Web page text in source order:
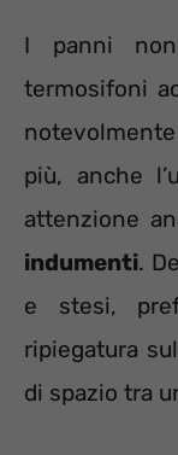
I panni
termosifoni
più, anche
attenzione
indumenti.
e stesi,
ripiegatura
di spazio tra